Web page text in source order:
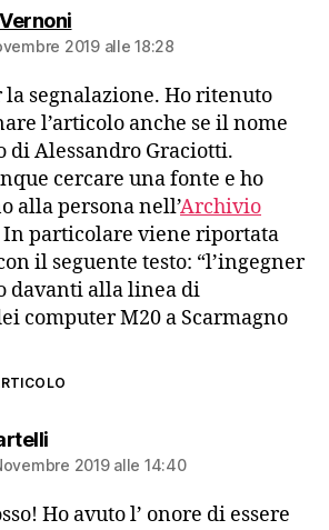
dice:
2019 alle 18:28
la segnalazione. Ho ritenuto
l’articolo anche se il nome
di Alessandro Graciotti.
cercare una fonte e ho
alla persona nell’Archivio
In particolare viene riportata
il seguente testo: “l’ingegner
davanti alla linea di
computer M20 a Scarmagno
dice:
2019 alle 14:40
Ho avuto l’ onore di essere